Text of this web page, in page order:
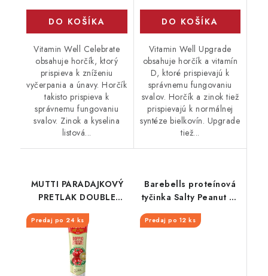
DO KOŠÍKA
Vitamin Well Celebrate
obsahuje horčík, ktorý
prispieva k zníženiu
vyčerpania a únavy. Horčík
takisto prispieva k
správnemu fungovaniu
svalov. Zinok a kyselina
listová...
DO KOŠÍKA
Vitamin Well Upgrade
obsahuje horčík a vitamín
D, ktoré prispievajú k
správnemu fungovaniu
svalov. Horčík a zinok tiež
prispievajú k normálnej
syntéze bielkovín. Upgrade
tiež...
MUTTI PARADAJKOVÝ
PRETLAK DOUBLE
Predaj po 24 ks
Barebells proteínová
tyčinka Salty Peanut 55
Predaj po 12 ks